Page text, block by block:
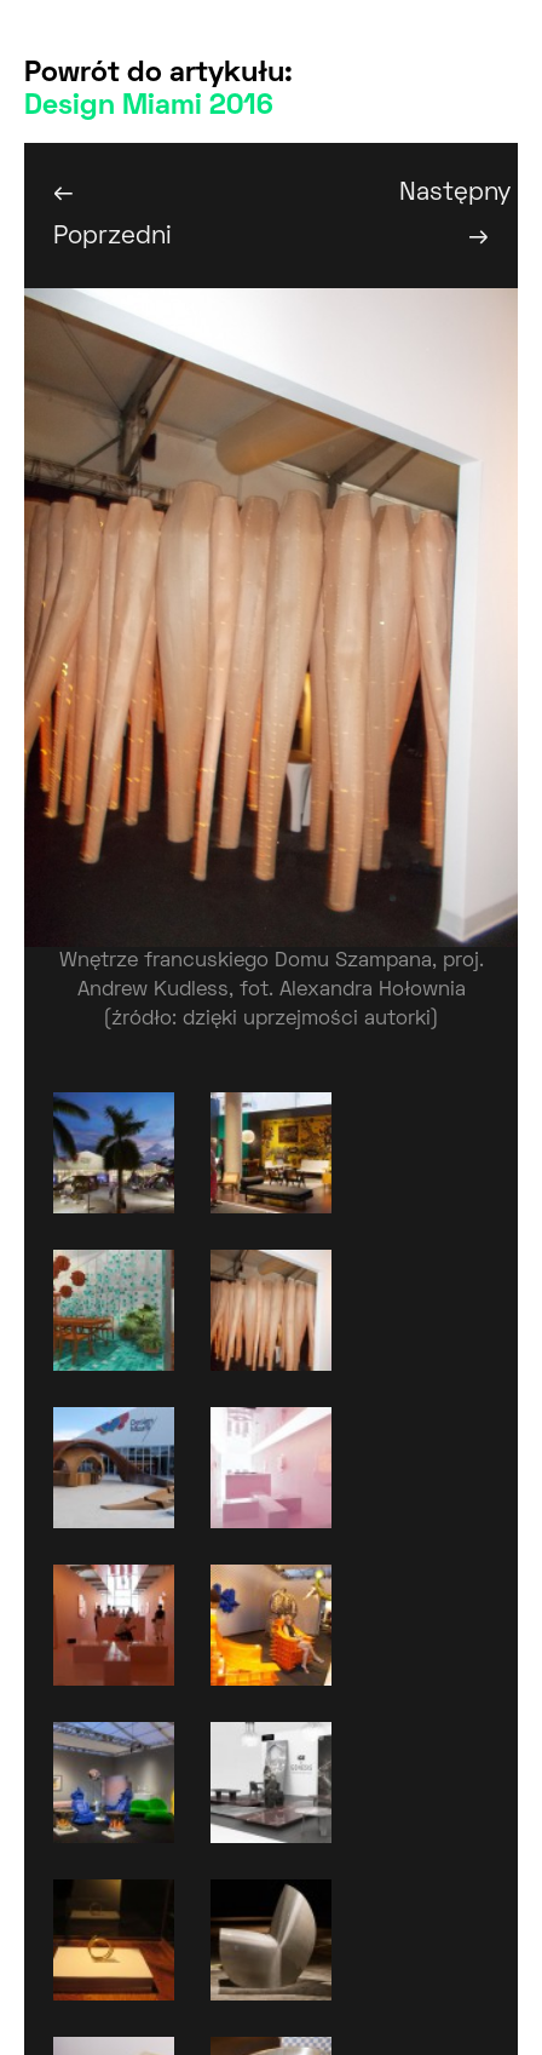
Powrót do artykułu:
Design Miami 2016
←
Poprzedni
Następny
→
Wnętrze francuskiego Domu Szampana, proj.
Andrew Kudless, fot. Alexandra Hołownia
(źródło: dzięki uprzejmości autorki)